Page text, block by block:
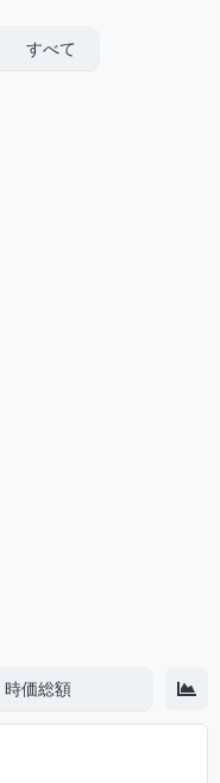
すべて
時価総額